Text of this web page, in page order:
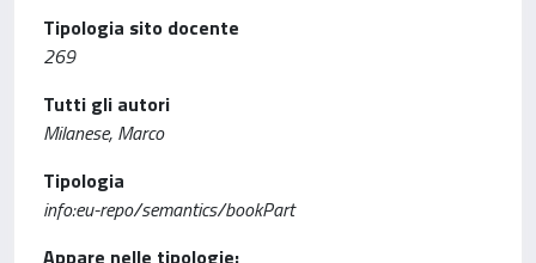
Tipologia sito docente
269
Tutti gli autori
Milanese, Marco
Tipologia
info:eu-repo/semantics/bookPart
Appare nelle tipologie: